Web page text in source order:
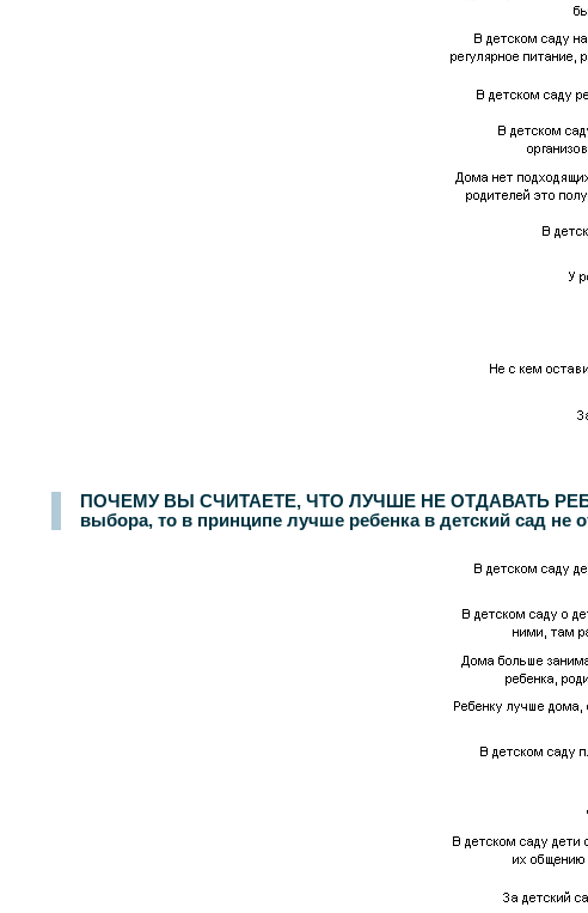
ПОЧЕМУ ВЫ СЧИТАЕТЕ, ЧТО ЛУЧШЕ НЕ ОТДАВАТЬ
выбора, то в принципе лучше ребенка в детский сад не